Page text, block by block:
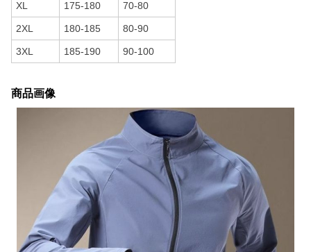
XL 175-180 70-80
2XL 180-185 80-90
3XL 185-190 90-100
商品画像